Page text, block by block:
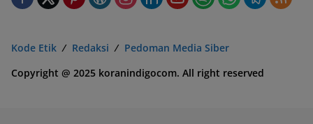
Kode Etik Redaksi
Pedoman Media Siber
Copyright @ 2025 koranindigocom. All right reserved